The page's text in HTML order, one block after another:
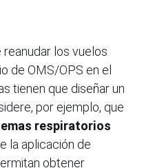
los vuelos
de OMS/OPS en el
tienen que diseñar un
por ejemplo, que
respiratorios
la aplicación de
obtener